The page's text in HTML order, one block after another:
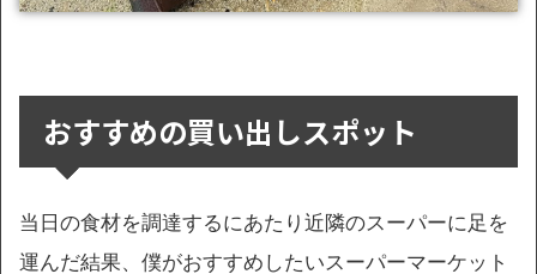
おすすめの買い出しスポット
当日の食材を調達するにあたり近隣のスーパーに足を
運んだ結果、僕がおすすめしたいスーパーマーケット